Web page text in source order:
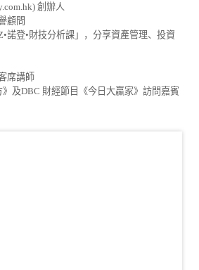
創辦人
顧問
諾登•財技分析課」，分享資產管理、投資
席講師
》及DBC 財經節目《今日大贏家》訪問嘉賓